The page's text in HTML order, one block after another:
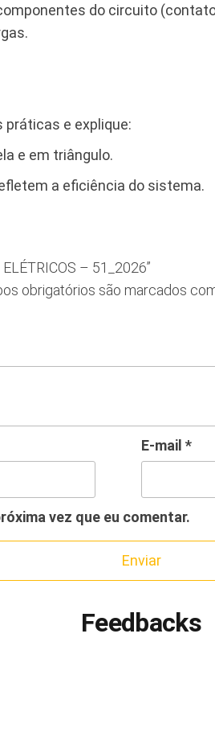
do circuito
e explique:
e em triângulo.
a eficiência do sistema.
– 51_2026”
obrigatórios são marcados
E-mail *
vez que eu comentar.
Feedbacks